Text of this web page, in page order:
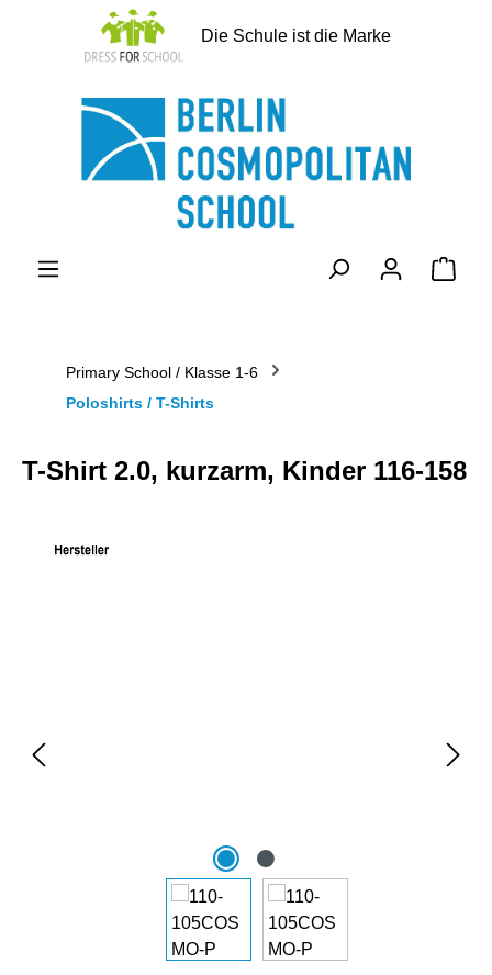
springen
Die Schule ist die Marke
Primary School / Klasse 1-6
Poloshirts / T-Shirts
T-Shirt 2.0, kurzarm, Kinder 116-158